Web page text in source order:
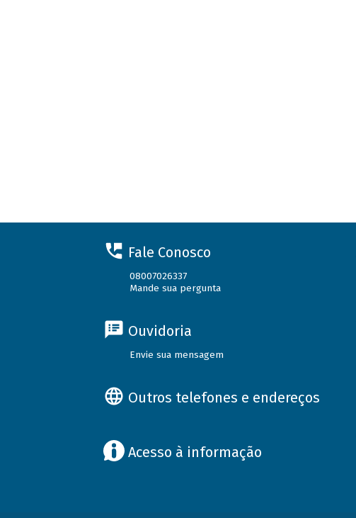
Fale Conosco
08007026337
Mande sua pergunta
Ouvidoria
Envie sua mensagem
Outros telefones e endereços
Acesso à informação